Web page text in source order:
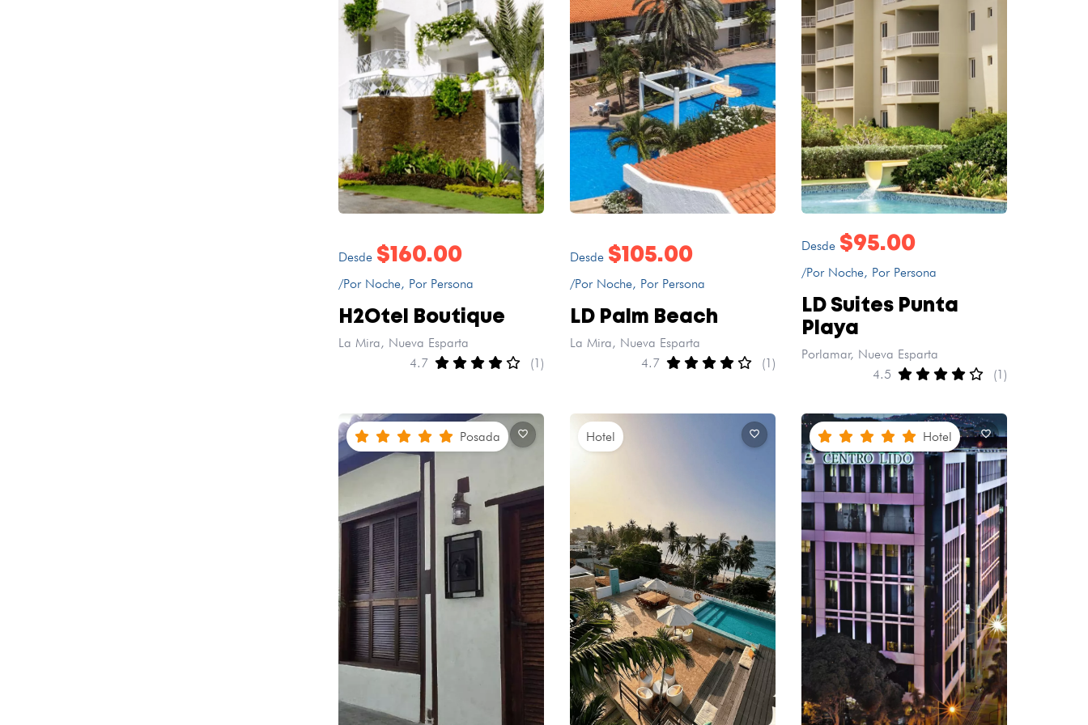
Desde $160.00
/Por Noche, Por Persona
H2Otel Boutique
La Mira, Nueva Esparta
4.7
(1)
Desde $105.00
/Por Noche, Por Persona
LD Palm Beach
La Mira, Nueva Esparta
4.7
(1)
Desde $95.00
/Por Noche, Por Persona
LD Suites Punta
Playa
Porlamar, Nueva Esparta
4.5
(1)
Posada Hotel Hotel